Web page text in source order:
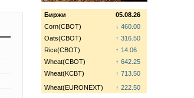
Биржи
05.08.26
Corn(CBOT)
↓ 460.00
Oats(CBOT)
↑ 316.50
Rice(CBOT)
↑ 14.06
Wheat(CBOT)
↑ 642.25
Wheat(KCBT)
↑ 713.50
Wheat(EURONEXT)
↑ 222.50